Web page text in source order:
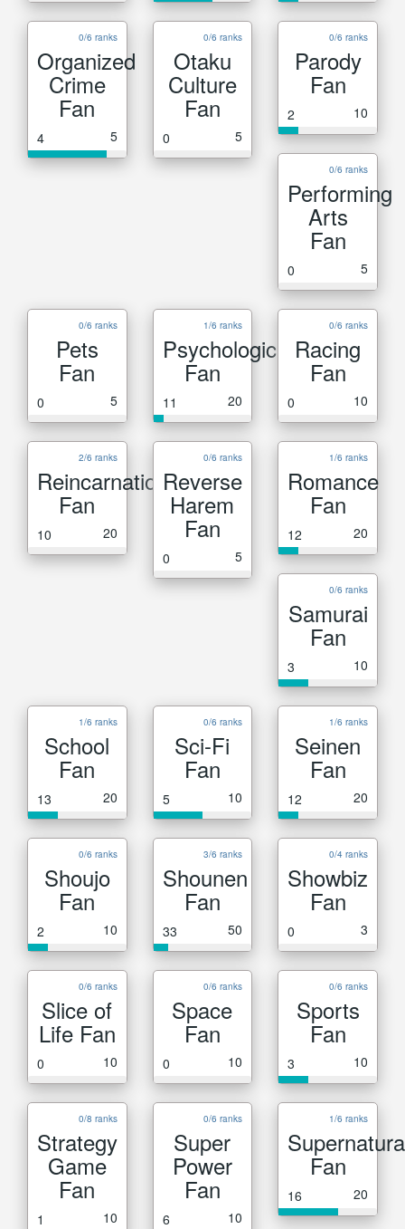
0/6 ranks
Organized
Crime
Fan
4 5
0/6 ranks
Otaku
Culture
Fan
0 5
0/6 ranks
Parody
Fan
2 10
0/6 ranks
Performing
Arts
Fan
0 5
0/6 ranks
Pets
Fan
0 5
1/6 ranks
Psychological
Fan
11 20
0/6 ranks
Racing
Fan
0 10
2/6 ranks
Reincarnation
Fan
10 20
0/6 ranks
Reverse
Harem
Fan
0 5
1/6 ranks
Romance
Fan
12 20
0/6 ranks
Samurai
Fan
3 10
1/6 ranks
School
Fan
13 20
0/6 ranks
Sci-Fi
Fan
5 10
1/6 ranks
Seinen
Fan
12 20
0/6 ranks
Shoujo
Fan
2 10
3/6 ranks
Shounen
Fan
33 50
0/4 ranks
Showbiz
Fan
0 3
0/6 ranks
Slice of
Life Fan
0 10
0/6 ranks
Space
Fan
0 10
0/6 ranks
Sports
Fan
3 10
0/8 ranks
Strategy
Game
Fan
1 10
0/6 ranks
Super
Power
Fan
6 10
1/6 ranks
Fan
16 20